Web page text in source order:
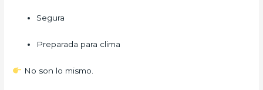
Segura
Preparada para clima
No son lo mismo.